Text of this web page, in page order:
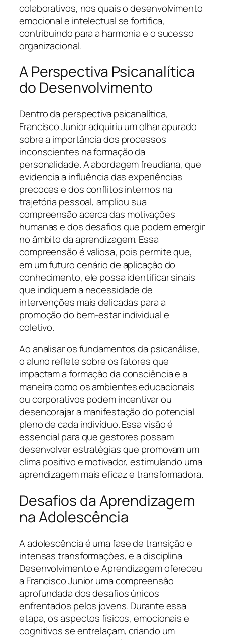
colaborativos, nos quais o desenvolvimento
emocional e intelectual se fortifica,
contribuindo para a harmonia e o sucesso
organizacional.
A Perspectiva Psicanalítica
do Desenvolvimento
Dentro da perspectiva psicanalítica,
Francisco Junior adquiriu um olhar apurado
sobre a importância dos processos
inconscientes na formação da
personalidade. A abordagem freudiana, que
evidencia a influência das experiências
precoces e dos conflitos internos na
trajetória pessoal, ampliou sua
compreensão acerca das motivações
humanas e dos desafios que podem emergir
no âmbito da aprendizagem. Essa
compreensão é valiosa, pois permite que,
em um futuro cenário de aplicação do
conhecimento, ele possa identificar sinais
que indiquem a necessidade de
intervenções mais delicadas para a
promoção do bem-estar individual e
coletivo.
Ao analisar os fundamentos da psicanálise,
o aluno reflete sobre os fatores que
impactam a formação da consciência e a
maneira como os ambientes educacionais
ou corporativos podem incentivar ou
desencorajar a manifestação do potencial
pleno de cada indivíduo. Essa visão é
essencial para que gestores possam
desenvolver estratégias que promovam um
clima positivo e motivador, estimulando uma
aprendizagem mais eficaz e transformadora.
Desafios da Aprendizagem
na Adolescência
A adolescência é uma fase de transição e
intensas transformações, e a disciplina
Desenvolvimento e Aprendizagem ofereceu
a Francisco Junior uma compreensão
aprofundada dos desafios únicos
enfrentados pelos jovens. Durante essa
etapa, os aspectos físicos, emocionais e
cognitivos se entrelaçam, criando um